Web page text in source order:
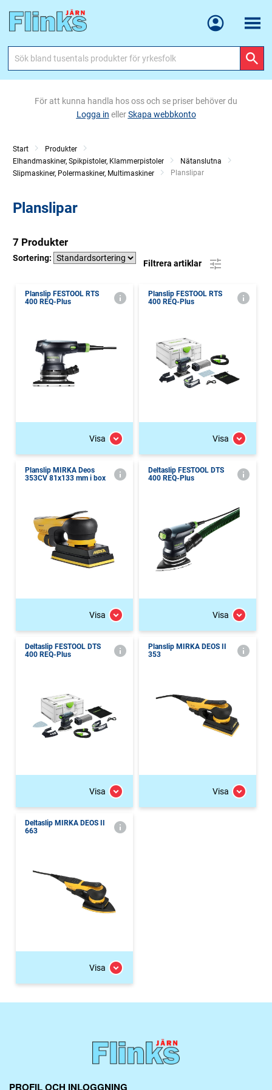
Meny
För att kunna handla hos oss och se priser behöver du
Logga in ellerSkapa webbkonto
Start
Produkter
Elhandmaskiner, Spikpistoler, Klammerpistoler
Nätanslutna
Slipmaskiner, Polermaskiner, Multimaskiner
Current:
Planslipar
Planslipar
7 Produkter
Sortering:
Filtrera artiklar
Planslip FESTOOL RTS
400 REQ-Plus
Visa
Planslip FESTOOL RTS
400 REQ-Plus
Visa
Planslip MIRKA Deos
353CV 81x133 mm i box
Visa
Deltaslip FESTOOL DTS
400 REQ-Plus
Visa
Deltaslip FESTOOL DTS
400 REQ-Plus
Visa
Planslip MIRKA DEOS II
353
Visa
Deltaslip MIRKA DEOS II
663
Visa
PROFIL OCH INLOGGNING